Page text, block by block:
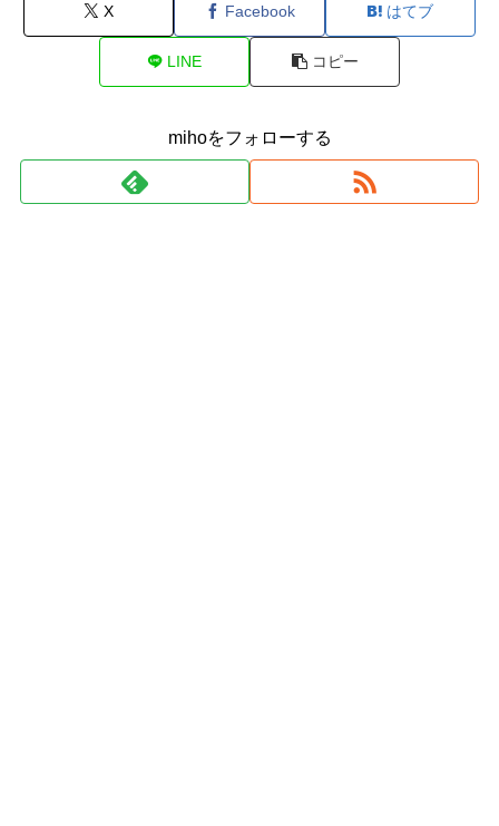
X Facebook はてブ
LINE コピー
mihoをフォローする